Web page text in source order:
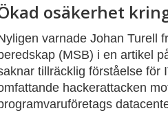
osäkerhet
varnade Johan Turell
(MSB) i en artikel
tillräcklig förståelse för
hackerattacken